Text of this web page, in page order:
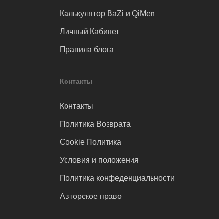
Калькулятор BaZi и QiMen
Личный Кабинет
Правила блога
Контакты
Контакты
Политика Возврата
Cookie Политика
Условия и положения
Политика конфеденциальности
Авторское право